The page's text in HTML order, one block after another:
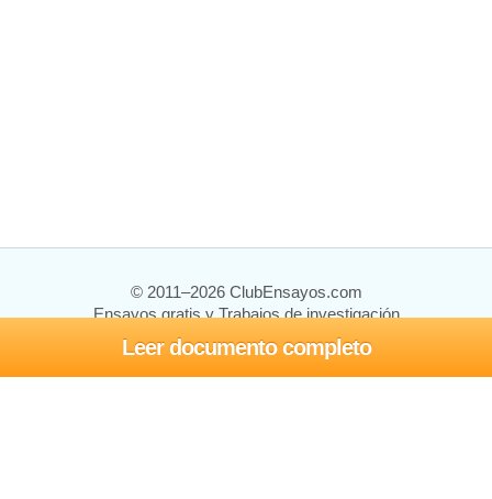
Leer documento completo
© 2011–2026 ClubEnsayos.com
Ensayos gratis y Trabajos de investigación